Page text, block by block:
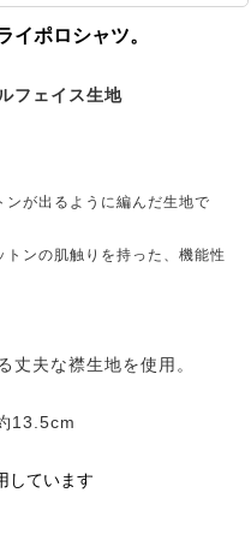
ポロシャツ。
フェイス生地
が出るように編んだ生地で
ンの肌触りを持った、機能性
丈夫な襟生地を使用。
13.5cm
しています